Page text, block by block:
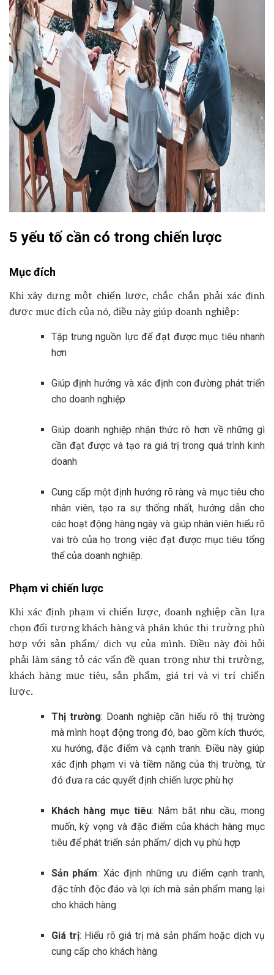
5 yếu tố cần có trong chiến lược
Mục đích
Khi xây dựng một chiến lược, chắc chắn phải xác định
được mục đích của nó, điều này giúp doanh nghiệp:
Tập trung nguồn lực để đạt được mục tiêu nhanh
hơn
Giúp định hướng và xác định con đường phát triển
cho doanh nghiệp
Giúp doanh nghiệp nhận thức rõ hơn về những gì
cần đạt được và tạo ra giá trị trong quá trình kinh
doanh
Cung cấp một định hướng rõ ràng và mục tiêu cho
nhân viên, tạo ra sự thống nhất, hướng dẫn cho
các hoạt động hàng ngày và giúp nhân viên hiểu rõ
vai trò của họ trong việc đạt được mục tiêu tổng
thể của doanh nghiệp.
Phạm vi chiến lược
Khi xác định phạm vi chiến lược, doanh nghiệp cần lựa
chọn đối tượng khách hàng và phân khúc thị trường phù
hợp với sản phẩm/ dịch vụ của mình. Điều này đòi hỏi
phải làm sáng tỏ các vấn đề quan trọng như thị trường,
khách hàng mục tiêu, sản phẩm, giá trị và vị trí chiến
lược.
Thị trường: Doanh nghiệp cần hiểu rõ thị trường
mà mình hoạt động trong đó, bao gồm kích thước,
xu hướng, đặc điểm và cạnh tranh. Điều này giúp
xác định phạm vi và tiềm năng của thị trường, từ
đó đưa ra các quyết định chiến lược phù hợ
Khách hàng mục tiêu: Nắm bắt nhu cầu, mong
muốn, kỳ vọng và đặc điểm của khách hàng mục
tiêu để phát triển sản phẩm/ dịch vụ phù hợp
Sản phẩm: Xác định những ưu điểm cạnh tranh,
đặc tính độc đáo và lợi ích mà sản phẩm mang lại
cho khách hàng
Giá trị: Hiểu rõ giá trị mà sản phẩm hoặc dịch vụ
cung cấp cho khách hàng